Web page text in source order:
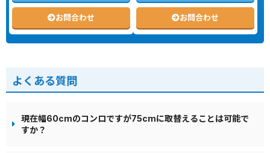
お問合わせ お問合わせ
よくある質問
現在幅60cmのコンロですが75cmに取替えることは可能で
すか？